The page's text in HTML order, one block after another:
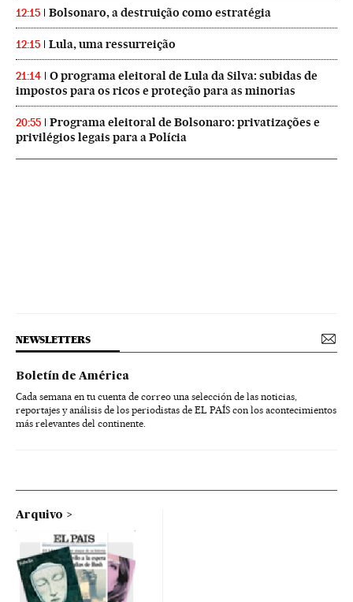
12:15 Bolsonaro, a destruição como estratégia
12:15 Lula, uma ressurreição
21:14
O programa eleitoral de Lula da Silva: subidas de
impostos para os ricos e proteção para as minorias
20:55
Programa eleitoral de Bolsonaro: privatizações e
privilégios legais para a Polícia
NEWSLETTERS
Boletín de América
Cada semana en tu cuenta de correo una selección de las noticias,
reportajes y análisis de los periodistas de EL PAÍS con los acontecimientos
más relevantes del continente.
Arquivo